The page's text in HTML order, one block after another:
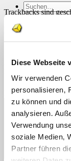
Diese Webseite
Wir verwenden
personalisieren,
zu können und
analysieren.
Verwendung
soziale Medien,
Partner führen
Suchen
nach:
nach:
Trackbacks sind
Weiter
Deine E-Mail-
Felder sind mit*
Kommentar*